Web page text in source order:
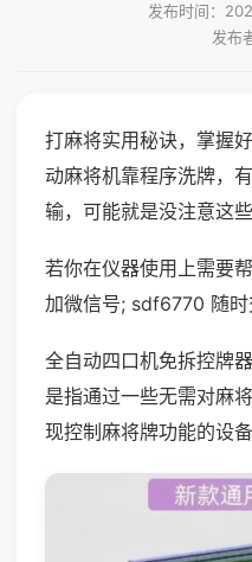
发布时间：
发布
打麻将实用秘诀，掌握
动麻将机靠程序洗牌，
输，可能就是没注意这些
若你在仪器使用上需要
加微信号; sdf6770 随时
全自动四口机免拆控牌
是指通过一些无需对麻
现控制麻将牌功能的设备